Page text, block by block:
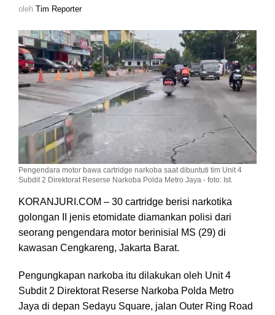
oleh Tim Reporter
Pengendara motor bawa cartridge narkoba saat dibuntuti tim Unit 4
Subdit 2 Direktorat Reserse Narkoba Polda Metro Jaya - foto: Ist.
KORANJURI.COM – 30 cartridge berisi narkotika
golongan II jenis etomidate diamankan polisi dari
seorang pengendara motor berinisial MS (29) di
kawasan Cengkareng, Jakarta Barat.
Pengungkapan narkoba itu dilakukan oleh Unit 4
Subdit 2 Direktorat Reserse Narkoba Polda Metro
Jaya di depan Sedayu Square, jalan Outer Ring Road